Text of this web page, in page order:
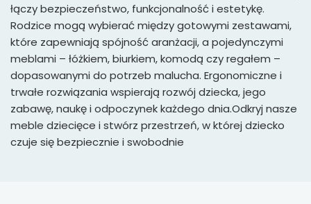
łączy bezpieczeństwo, funkcjonalność i estetykę.
Rodzice mogą wybierać między gotowymi zestawami,
które zapewniają spójność aranżacji, a pojedynczymi
meblami – łóżkiem, biurkiem, komodą czy regałem –
dopasowanymi do potrzeb malucha. Ergonomiczne i
trwałe rozwiązania wspierają rozwój dziecka, jego
zabawę, naukę i odpoczynek każdego dnia.Odkryj nasze
meble dziecięce i stwórz przestrzeń, w której dziecko
czuje się bezpiecznie i swobodnie